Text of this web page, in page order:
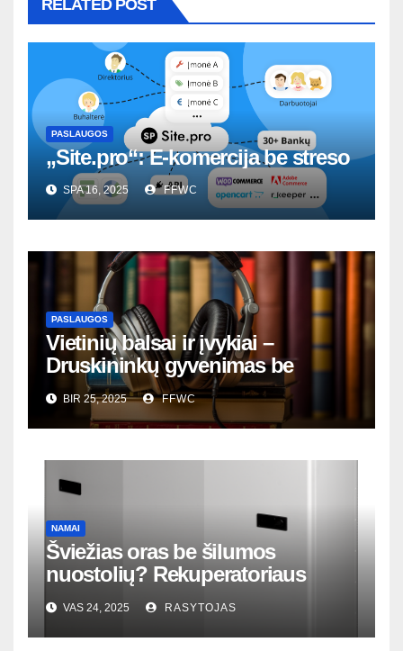
RELATED POST
PASLAUGOS
„Site.pro“: E-komercija be streso
SPA 16, 2025 FFWC
PASLAUGOS
Vietinių balsai ir įvykiai –
Druskininkų gyvenimas be
nutylėjimų
BIR 25, 2025 FFWC
NAMAI
Šviežias oras be šilumos
nuostolių? Rekuperatoriaus
magija tavo namuose
VAS 24, 2025 RASYTOJAS